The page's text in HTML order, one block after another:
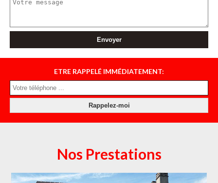
ETRE RAPPELÉ IMMÉDIATEMENT:
Nos Prestations